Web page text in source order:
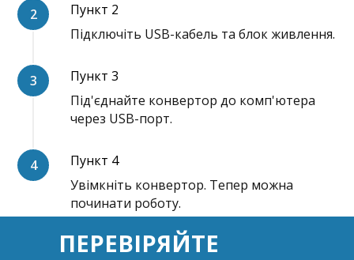
Пункт 2
Підключіть USB-кабель та блок живлення.
Пункт 3
Під'єднайте конвертор до комп'ютера
через USB-порт.
Пункт 4
Увімкніть конвертор. Тепер можна
починати роботу.
ПЕРЕВІРЯЙТЕ